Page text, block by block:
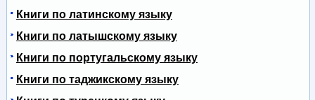
Книги по латинскому языку
Книги по латышскому языку
Книги по португальскому языку
Книги по таджикскому языку